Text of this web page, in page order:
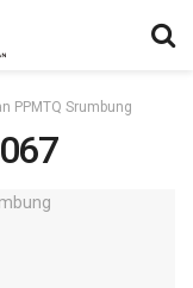
PPMTQ Srumbung